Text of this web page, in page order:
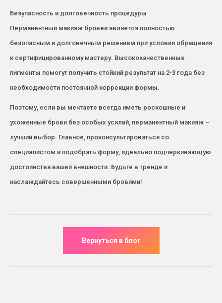
Безупасность и долговечность процедуры
Перманентный макияж бровей является полностью
безопасным и долговечным решением при условии обращения
к сертифицированному мастеру. Высококачественные
пигменты помогут получить стойкий результат на 2-3 года без
необходимости постоянной коррекции формы.
Поэтому, если вы мечтаете всегда иметь роскошные и
ухоженные брови без особых усилий, перманентный макияж –
лучший выбор. Главное, проконсультироваться со
специалистом и подобрать форму, идеально подчеркивающую
достоинства вашей внешности. Будьте в тренде и
наслаждайтесь совершенными бровями!